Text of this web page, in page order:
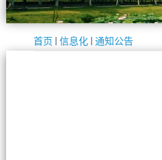
首页 信息化 通知公告